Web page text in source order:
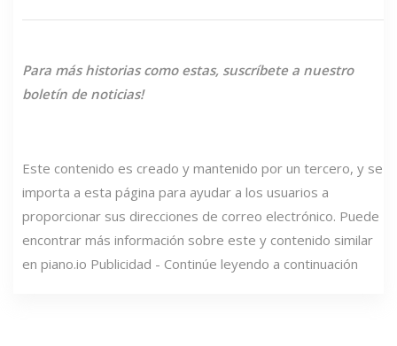
Para más historias como estas, suscríbete a nuestro
boletín de noticias!
Este contenido es creado y mantenido por un tercero, y se
importa a esta página para ayudar a los usuarios a
proporcionar sus direcciones de correo electrónico. Puede
encontrar más información sobre este y contenido similar
en piano.io Publicidad - Continúe leyendo a continuación